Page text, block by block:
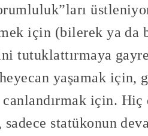
için (bilerek ya
tutuklattırmaya
yaşamak için,
canlandırmak için.
statükonun